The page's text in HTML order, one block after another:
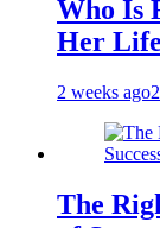
Who Is
Her
2 weeks ago
The